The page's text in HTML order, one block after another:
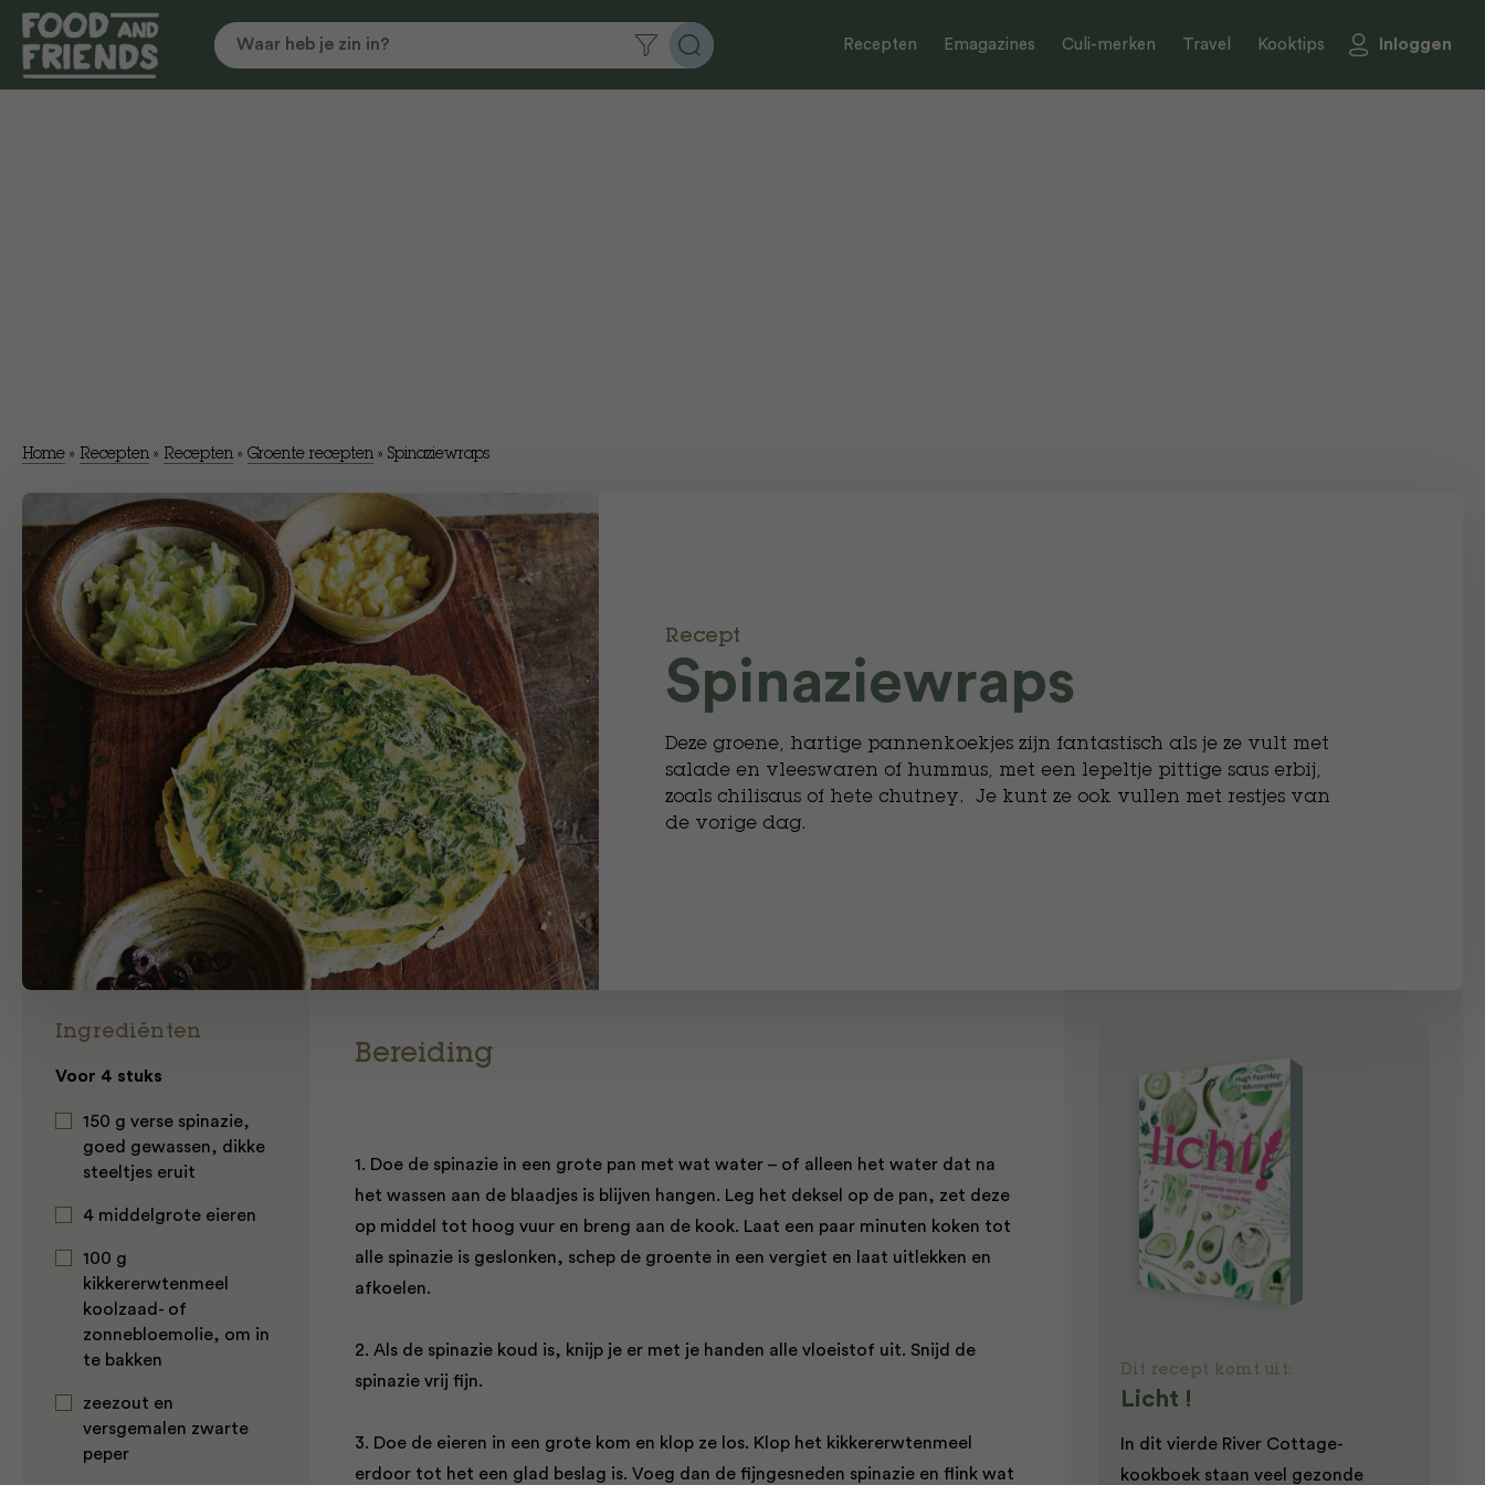
Recepten Emagazines Culi-merken Travel Kooktips Inloggen
Home » Recepten » Recepten » Groente recepten » Spinaziewraps
Recept
Spinaziewraps
Deze groene, hartige pannenkoekjes zijn fantastisch als je ze vult met
salade en vleeswaren of hummus, met een lepeltje pittige saus erbij,
zoals chilisaus of hete chutney. Je kunt ze ook vullen met restjes van
de vorige dag.
Ingrediënten
Voor 4 stuks
150 g verse spinazie,
goed gewassen, dikke
steeltjes eruit
4 middelgrote eieren
100 g
kikkererwtenmeel
koolzaad- of
zonnebloemolie, om in
te bakken
zeezout en
versgemalen zwarte
peper
Bereiding
1. Doe de spinazie in een grote pan met wat water – of alleen het water dat na
het wassen aan de blaadjes is blijven hangen. Leg het deksel op de pan, zet deze
op middel tot hoog vuur en breng aan de kook. Laat een paar minuten koken tot
alle spinazie is geslonken, schep de groente in een vergiet en laat uitlekken en
afkoelen.
2. Als de spinazie koud is, knijp je er met je handen alle vloeistof uit. Snijd de
spinazie vrij fijn.
3. Doe de eieren in een grote kom en klop ze los. Klop het kikkererwtenmeel
erdoor tot het een glad beslag is. Voeg dan de fijngesneden spinazie en flink wat
Dit recept komt uit:
Licht !
In dit vierde River Cottage-
kookboek staan veel gezonde